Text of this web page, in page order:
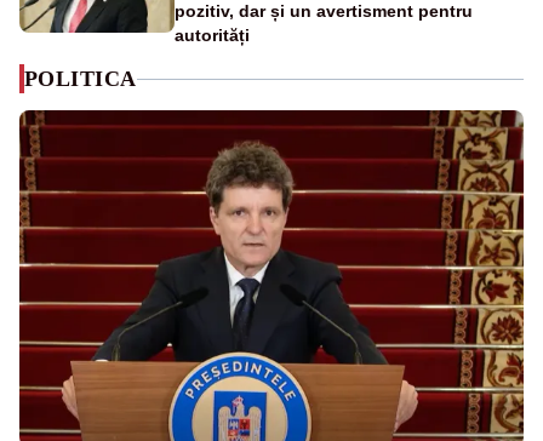
pozitiv, dar și un avertisment pentru
autorități
POLITICA